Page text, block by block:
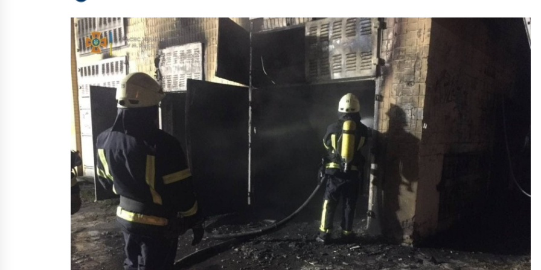
Міноборони затвердило критерії
визначення підприємств ОПК
критично важливими для
економіки
9 місяців ago
Вагітна жінка загинула в
автомобільній аварії на Київщині
5 років ago
Під час гасіння пожежі по
працівникам ДСНС відкрили
вогонь
7 років ago
У київському метро пасажир
втратив свідомість і отримав
поранення від проїжджаючого
поїзда7 років ago